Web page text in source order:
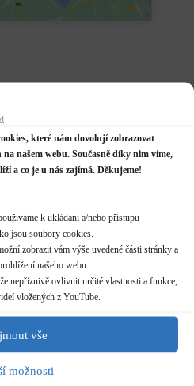
které nám dovolují zobrazovat
našem webu. Současně díky nim víme,
a co je u nás zajímá. Děkujeme!
k ukládání a/nebo přístupu
jsou soubory cookies.
zobrazit vám výše uvedené části stránky a
našeho webu.
nepříznivě ovlivnit určité vlastnosti a funkce,
vložených z YouTube.
vše
možnosti
Brod
předem (telefon/email)
dohodnout individuální